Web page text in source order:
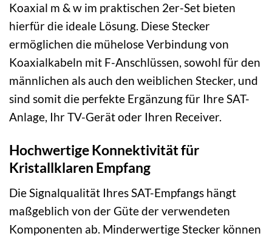
Koaxial m & w im praktischen 2er-Set bieten
hierfür die ideale Lösung. Diese Stecker
ermöglichen die mühelose Verbindung von
Koaxialkabeln mit F-Anschlüssen, sowohl für den
männlichen als auch den weiblichen Stecker, und
sind somit die perfekte Ergänzung für Ihre SAT-
Anlage, Ihr TV-Gerät oder Ihren Receiver.
Hochwertige Konnektivität für
Kristallklaren Empfang
Die Signalqualität Ihres SAT-Empfangs hängt
maßgeblich von der Güte der verwendeten
Komponenten ab. Minderwertige Stecker können